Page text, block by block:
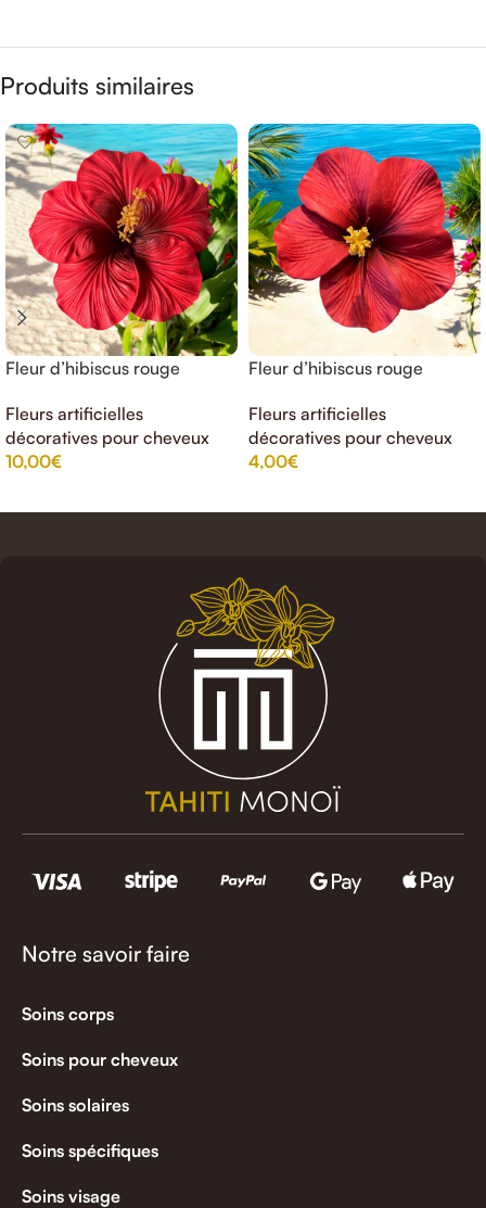
Produits similaires
Fleur d’hibiscus rouge
Fleurs artificielles
décoratives pour cheveux
10,00€
Fleur d’hibiscus rouge
Fleurs artificielles
décoratives pour cheveux
4,00€
Notre savoir faire
Soins corps
Soins pour cheveux
Soins solaires
Soins spécifiques
Soins visage